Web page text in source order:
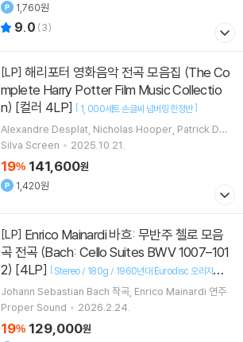
1,760원
9.0 (3)
[LP]
mplete Harry Potter Film Music Collectio
n) [컬러 4LP] [ 1 000세트 손글씨 넘버링 한정반]
Alexandre Desplat Nicholas Hooper Patrick Doy
le John Williams작곡 외 1명
Silva Screen 2025.10.21.
19% 141,600원
1,420원
[LP]
곡 전곡 (Bach: Cello Suites BWV 1007–101
2) [4LP] [Stereo / 180g / 1960년대 Eurodisc 오리지널 L
P 박스세트 재현 ]
Johann Sebastian Bach 작곡 Enrico Mainardi 연주
Proper Sound
2026.2.24.
19% 129,000원